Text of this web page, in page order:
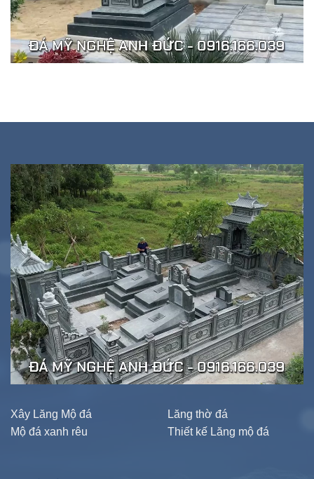
Xây Lăng Mộ đá
Mộ đá xanh rêu
Lăng thờ đá
Thiết kế Lăng mộ đá